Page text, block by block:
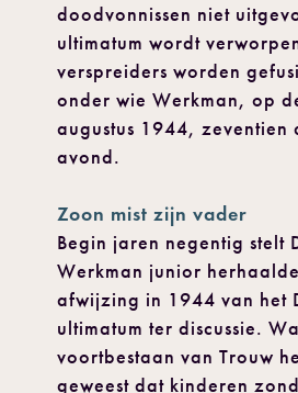
doodvonnissen niet
ultimatum wordt
verspreiders worden
onder wie Werkman, op
augustus 1944, zeventien
avond.
Zoon mist zijn vader
Begin jaren negentig stelt
Werkman junior
afwijzing in 1944 van het
ultimatum ter discussie.
voortbestaan van Trouw
geweest dat kinderen